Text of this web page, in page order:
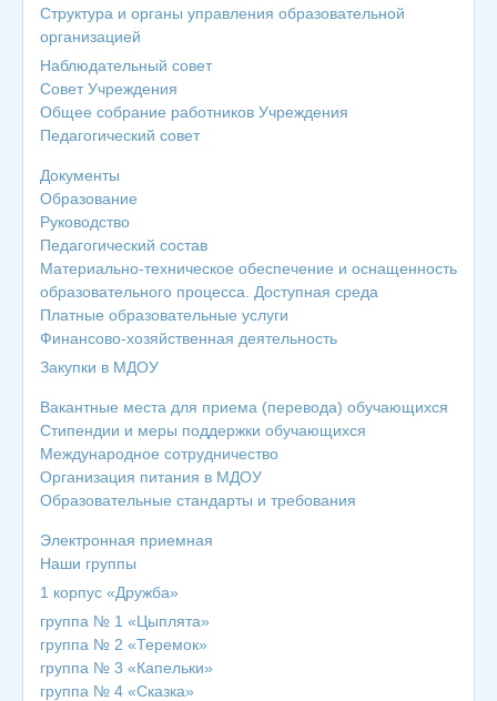
Структура и органы управления образовательной
организацией
Наблюдательный совет
Совет Учреждения
Общее собрание работников Учреждения
Педагогический совет
Документы
Образование
Руководство
Педагогический состав
Материально-техническое обеспечение и оснащенность
образовательного процесса. Доступная среда
Платные образовательные услуги
Финансово-хозяйственная деятельность
Закупки в МДОУ
Вакантные места для приема (перевода) обучающихся
Cтипендии и меры поддержки обучающихся
Международное сотрудничество
Организация питания в МДОУ
Образовательные стандарты и требования
Электронная приемная
Наши группы
1 корпус «Дружба»
группа № 1 «Цыплята»
группа № 2 «Теремок»
группа № 3 «Капельки»
группа № 4 «Сказка»